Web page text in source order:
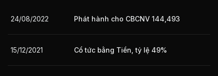
24/08/2022 Phát hành cho CBCNV 144,493
15/12/2021 Cổ tức bằng Tiền, tỷ lệ 49%